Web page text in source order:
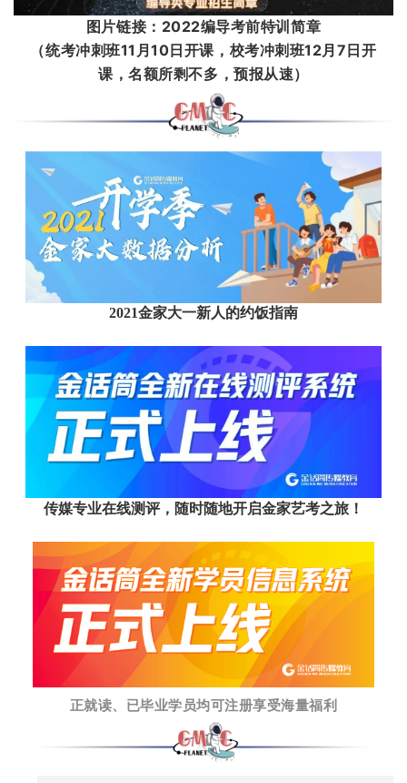
图片链接：2022编导考前特训简章
（统考冲刺班11月10日开课， 校考冲刺班12月7日开
课，名额所剩不多，预报从速）
2021金家大一新人的约饭指南
传媒专业在线测评，随时随地开启金家艺考之旅！
正就读、已毕业学员均可注册享受海量福利